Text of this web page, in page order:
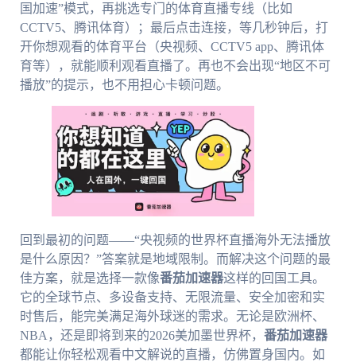
国加速”模式，再挑选专门的体育直播专线（比如
CCTV5、腾讯体育）；最后点击连接，等几秒钟后，打
开你想观看的体育平台（央视频、CCTV5 app、腾讯体
育等），就能顺利观看直播了。再也不会出现“地区不可
播放”的提示，也不用担心卡顿问题。
回到最初的问题——“央视频的世界杯直播海外无法播放
是什么原因？”答案就是地域限制。而解决这个问题的最
佳方案，就是选择一款像番茄加速器这样的回国工具。
它的全球节点、多设备支持、无限流量、安全加密和实
时售后，能完美满足海外球迷的需求。无论是欧洲杯、
NBA，还是即将到来的2026美加墨世界杯， 番茄加速器
都能让你轻松观看中文解说的直播，仿佛置身国内。如